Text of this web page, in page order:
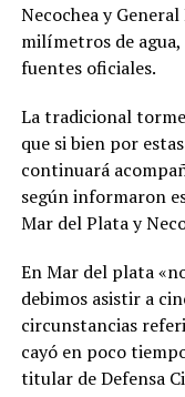
Necochea y
milímetros de
fuentes oficiales.
La tradicional
que si bien por
continuará
según informaron
Mar del Plata y
En Mar del plata
debimos asistir a
circunstancias
cayó en poco
titular de Defensa